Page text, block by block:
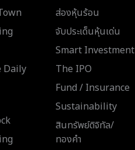
Daily
ส่องหุ้นร้อน
จับประเด็นหุ้นเด่น
Smart Investment
The IPO
Fund / Insurance
Sustainability
สินทรัพย์ดิจิทัล/
ทองคำ